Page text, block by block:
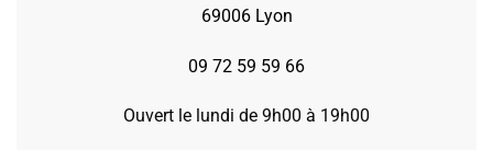
69006 Lyon
09 72 59 59 66
Ouvert le lundi de 9h00 à 19h00